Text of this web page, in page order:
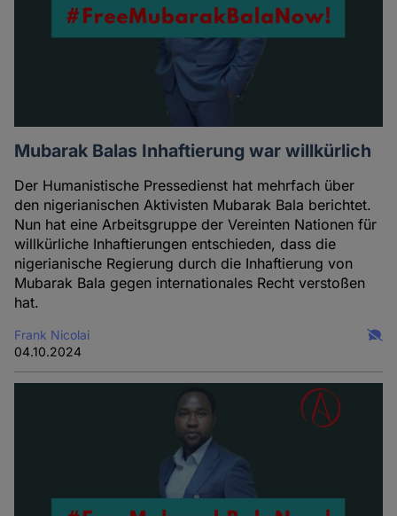
Mubarak Balas Inhaftierung war willkürlich
Der Humanistische Pressedienst hat mehrfach über
den nigerianischen Aktivisten Mubarak Bala berichtet.
Nun hat eine Arbeitsgruppe der Vereinten Nationen für
willkürliche Inhaftierungen entschieden, dass die
nigerianische Regierung durch die Inhaftierung von
Mubarak Bala gegen internationales Recht verstoßen
hat.
Frank Nicolai
04.10.2024